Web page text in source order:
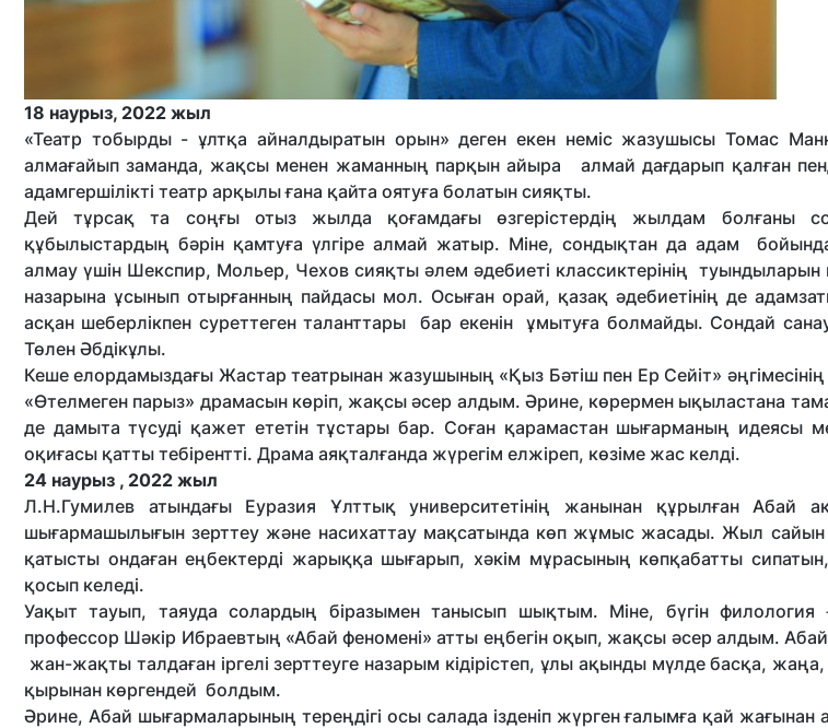
18 наурыз, 2022 жыл
«Театр тобырды - ұлтқа айналдыратын орын» деген екен неміс жазушысы Томас Манн.
алмағайып заманда, жақсы менен жаманның парқын айыра алмай дағдарып қалған
адамгершілікті театр арқылы ғана қайта оятуға болатын сияқты.
Дей тұрсақ та соңғы отыз жылда қоғамдағы өзгерістердің жылдам болғаны
құбылыстардың бәрін қамтуға үлгіре алмай жатыр. Міне, сондықтан да адам
алмау үшін Шекспир, Мольер, Чехов сияқты әлем әдебиеті классиктерінің туындыларын
назарына ұсынып отырғанның пайдасы мол. Осыған орай, қазақ әдебиетінің де
асқан шеберлікпен суреттеген таланттары бар екенін ұмытуға болмайды. Сондай
Төлен Әбдікұлы.
Кеше елордамыздағы Жастар театрынан жазушының «Қыз Бәтіш пен Ер Сейіт»
«Өтелмеген парыз» драмасын көріп, жақсы әсер алдым. Әрине, көрермен ықыластана
де дамыта түсуді қажет ететін тұстары бар. Соған қарамастан шығарманың идеясы
оқиғасы қатты тебірентті. Драма аяқталғанда жүрегім елжіреп, көзіме жас келді.
24 наурыз , 2022 жыл
Л.Н.Гумилев атындағы Еуразия Ұлттық университетінің жанынан құрылған Абай
шығармашылығын зерттеу және насихаттау мақсатында көп жұмыс жасады. Жыл сайын
қатысты ондаған еңбектерді жарыққа шығарып, хәкім мұрасының көпқабатты
қосып келеді.
Уақыт тауып, таяуда солардың біразымен танысып шықтым. Міне, бүгін
профессор Шәкір Ибраевтың «Абай феномені» атты еңбегін оқып, жақсы әсер алдым.
жан-жақты талдаған іргелі зерттеуге назарым кідірістеп, ұлы ақынды мүлде басқа,
қырынан көргендей болдым.
Әрине, Абай шығармаларының тереңдігі осы салада ізденіп жүрген ғалымға қай